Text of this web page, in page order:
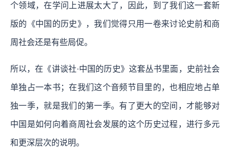
个领域，在学问上进展太大了，因此，到了我们这一套新
版的《中国的历史》，我们觉得只用一卷来讨论史前和商
周社会还是有些局促。
所以，在《讲谈社·中国的历史》这套丛书里面，史前社会
单独占一本书；在我们这个音频节目里的，也相应地占单
独一季，就是我们的第一季。有了更大的空间，才能够对
中国是如何向着商周社会发展的这个历史过程，进行多元
和更深层次的说明。